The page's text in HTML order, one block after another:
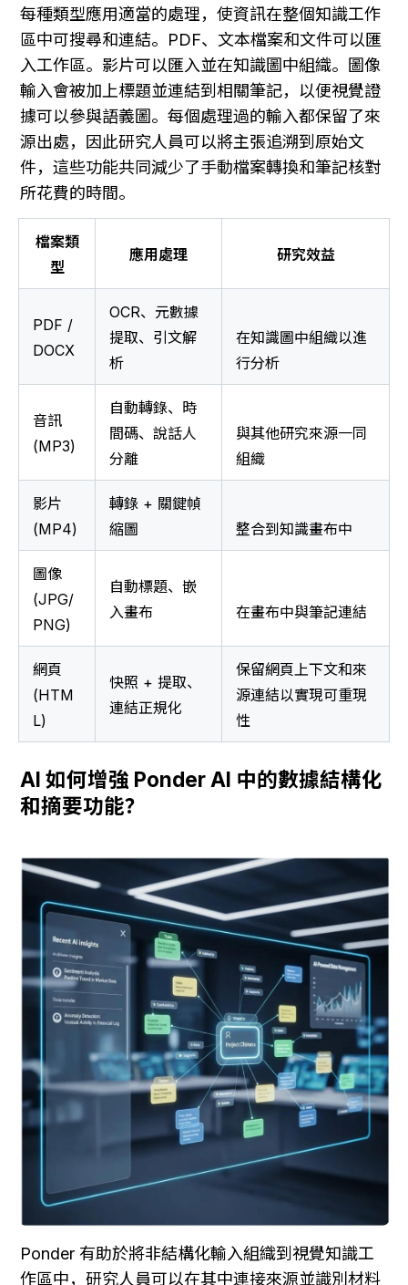
每種類型應用適當的處理，使資訊在整個知識工作
區中可搜尋和連結。PDF、文本檔案和文件可以匯
入工作區。影片可以匯入並在知識圖中組織。圖像
輸入會被加上標題並連結到相關筆記，以便視覺證
據可以參與語義圖。每個處理過的輸入都保留了來
源出處，因此研究人員可以將主張追溯到原始文
件，這些功能共同減少了手動檔案轉換和筆記核對
所花費的時間。
檔案類
型
應用處理 研究效益
PDF /
DOCX
OCR、元數據
提取、引文解
析
在知識圖中組織以進
行分析
音訊
(MP3)
自動轉錄、時
間碼、說話人
分離
與其他研究來源一同
組織
影片
(MP4)
轉錄 + 關鍵幀
縮圖
整合到知識畫布中
圖像
(JPG/
PNG)
自動標題、嵌
入畫布
在畫布中與筆記連結
網頁
(HTM
L)
快照 + 提取、
連結正規化
保留網頁上下文和來
源連結以實現可重現
性
AI 如何增強 Ponder AI 中的數據結構化
和摘要功能？
Ponder 有助於將非結構化輸入組織到視覺知識工
作區中，研究人員可以在其中連接來源並識別材料